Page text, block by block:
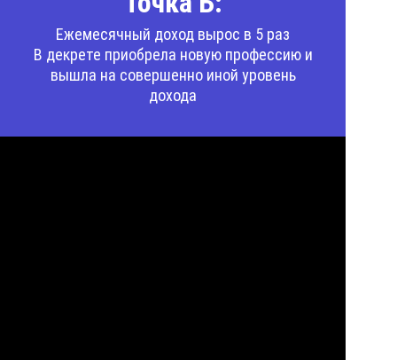
Ежемесячный доход вырос в 5 раз
В декрете приобрела новую профессию и
вышла на совершенно иной уровень
дохода